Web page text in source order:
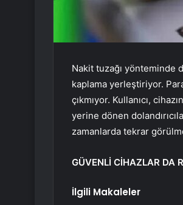
Nakit tuzağı yönteminde
kaplama yerleştiriyor.
çıkmıyor. Kullanıcı,
yerine dönen
zamanlarda tekrar
GÜVENLİ CİHAZLAR DA
İlgili Makaleler